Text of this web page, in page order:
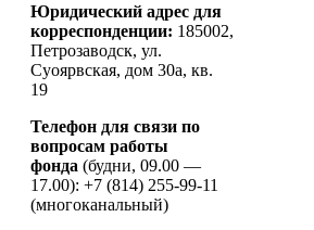
Юридический адрес для
корреспонденции: 185002,
Петрозаводск, ул.
Суоярвская, дом 30а, кв.
19
Телефон для связи по
вопросам работы
фонда (будни, 09.00 —
17.00): +7 (814) 255-99-11
(многоканальный)